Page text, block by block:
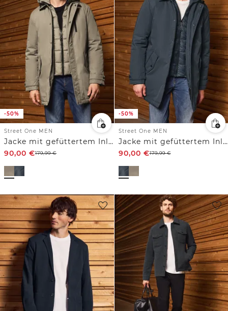
-50%
Street One MEN
Jacke mit gefüttertem Inlay
90,00 €179,99€
-50%
Street One MEN
Jacke mit gefüttertem Inlay
90,00 €179,99€